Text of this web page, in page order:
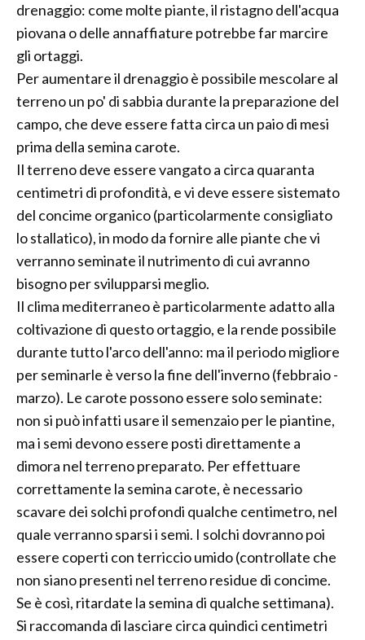
drenaggio: come molte piante, il ristagno dell'acqua
piovana o delle annaffiature potrebbe far marcire
gli ortaggi.
Per aumentare il drenaggio è possibile mescolare al
terreno un po' di sabbia durante la preparazione del
campo, che deve essere fatta circa un paio di mesi
prima della semina carote.
Il terreno deve essere vangato a circa quaranta
centimetri di profondità, e vi deve essere sistemato
del concime organico (particolarmente consigliato
lo stallatico), in modo da fornire alle piante che vi
verranno seminate il nutrimento di cui avranno
bisogno per svilupparsi meglio.
Il clima mediterraneo è particolarmente adatto alla
coltivazione di questo ortaggio, e la rende possibile
durante tutto l'arco dell'anno: ma il periodo migliore
per seminarle è verso la fine dell'inverno (febbraio -
marzo). Le carote possono essere solo seminate:
non si può infatti usare il semenzaio per le piantine,
ma i semi devono essere posti direttamente a
dimora nel terreno preparato. Per effettuare
correttamente la semina carote, è necessario
scavare dei solchi profondi qualche centimetro, nel
quale verranno sparsi i semi. I solchi dovranno poi
essere coperti con terriccio umido (controllate che
non siano presenti nel terreno residue di concime.
Se è così, ritardate la semina di qualche settimana).
Si raccomanda di lasciare circa quindici centimetri